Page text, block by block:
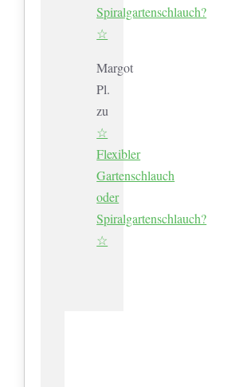
Spiralgartenschlauch?
☆
Margot
Pl.
zu
☆
Flexibler
Gartenschlauch
oder
Spiralgartenschlauch?
☆